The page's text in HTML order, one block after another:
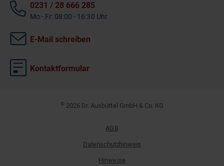
0231 / 28 666 285
Mo - Fr: 08:00 - 16:30 Uhr
E-Mail schreiben
Kontaktformular
© 2026 Dr. Ausbüttel GmbH & Co. KG
AGB
Datenschutzhinweis
Hinweise